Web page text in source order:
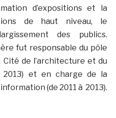
d’expositions et la
de haut niveau, le
des publics.
fut responsable du pôle
de l’architecture et du
et en charge de la
(de 2011 à 2013).